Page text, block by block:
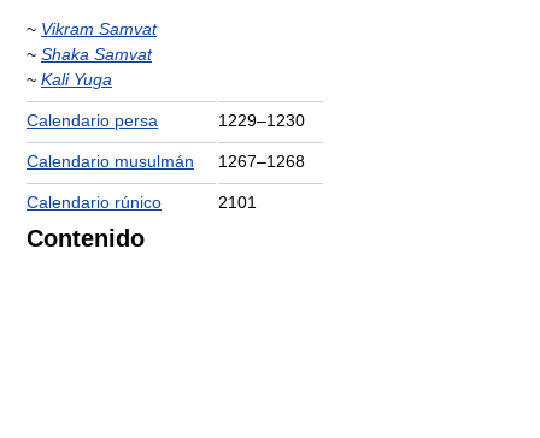
~ Vikram Samvat
~ Shaka Samvat
~ Kali Yuga
Calendario persa 1229–1230
Calendario musulmán 1267–1268
Calendario rúnico 2101
Contenido